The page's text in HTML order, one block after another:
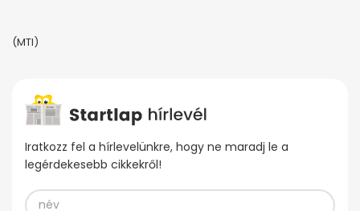
(MTI)
Iratkozz fel a hírlevelünkre, hogy ne maradj le a
legérdekesebb cikkekről!